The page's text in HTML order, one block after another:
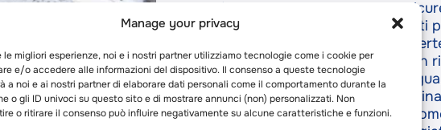
Manage your privacy
le migliori esperienze, noi e i nostri partner utilizziamo tecnologie come i cookie per
e/o accedere alle informazioni del dispositivo. Il consenso a queste tecnologie
a noi e ai nostri partner di elaborare dati personali come il comportamento durante la
o gli ID univoci su questo sito e di mostrare annunci (non) personalizzati. Non
o ritirare il consenso può influire negativamente su alcune caratteristiche e funzioni.
un’attenzione particolare alla
livelli principianti a quelli avanzati
le loro abilità in un ambiente
Dopo le lezioni di sci, offriamo un
attività che include lezioni di
arrampicata indoor, slittino,
molto altro. I programmi serali